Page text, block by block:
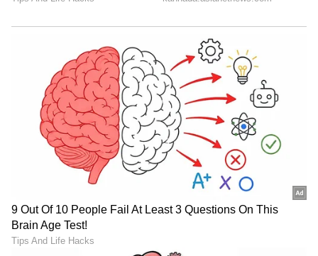
ಇಂಗಾಲ-ಸಮೃದ್ಧ ಗ್ರಹ ಹೇಗೆ ಉಗಮವಾಯಿತು ಎಂಬುದಕ್ಕೆ
ವಿಜ್ಞಾನಿಗಳಿಗೆ ಇನ್ನೂ ಸ್ಪಷ್ಟ ಮಾಹಿತಿ ಸಿಕ್ಕಿಲ್ಲ. ಇದು ಸಾಮಾನ್ಯ
ಗ್ರಹ ರಚನೆ ಪ್ರಕ್ರಿಯೆಗೆ ಹೊಂದಿಕೆಯಾಗುವುದಿಲ್ಲ ಅಥವಾ
ನಕ್ಷತ್ರದ ಅವಶೇಷದಂತೆ ವರ್ತಿಸುವುದಿಲ್ಲ. ಈ ಗ್ರಹದ
ರಚನೆಯ ಬಗ್ಗೆ ಅನ್ವೇಷಣೆ ನಡೆಸುವುದೇ ವಿಜ್ಞಾನಿಗಳಿಗೆ ದೊಡ್ಡ
ಸವಾಲಾಗಿದೆ.